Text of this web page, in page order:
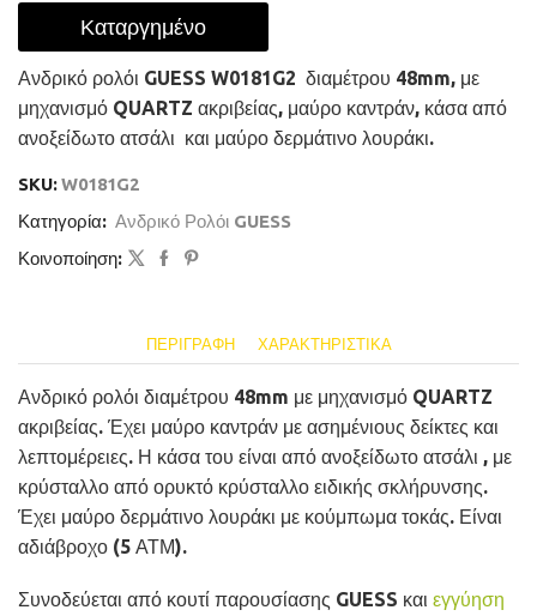
Καταργημένο
Ανδρικό ρολόι GUESS W0181G2 διαμέτρου 48mm, με
μηχανισμό QUARTZ ακριβείας, μαύρο καντράν, κάσα από
ανοξείδωτο ατσάλι και μαύρο δερμάτινο λουράκι.
SKU:W0181G2
Κατηγορία: Ανδρικό Ρολόι GUESS
Κοινοποίηση:
ΠΕΡΙΓΡΑΦΉ ΧΑΡΑΚΤΗΡΙΣΤΙΚΆ
Ανδρικό ρολόι διαμέτρου 48mm με μηχανισμό QUARTZ
ακριβείας. Έχει μαύρο καντράν με ασημένιους δείκτες και
λεπτομέρειες. Η κάσα του είναι από ανοξείδωτο ατσάλι , με
κρύσταλλο από ορυκτό κρύσταλλο ειδικής σκλήρυνσης.
Έχει μαύρο δερμάτινο λουράκι με κούμπωμα τοκάς. Είναι
αδιάβροχο (5 ΑΤΜ).
Συνοδεύεται από κουτί παρουσίασης GUESS και εγγύηση